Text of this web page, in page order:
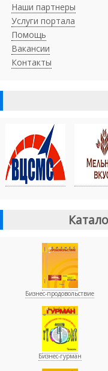
Наши партнеры
Услуги портала
Помощь
Вакансии
Контакты
Бизнес-продовольствие
Бизнес-гурман